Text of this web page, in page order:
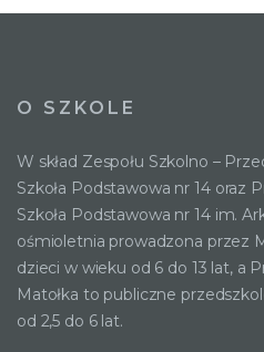
O SZKOLE
W skład Zespołu Szkolno –
Szkoła Podstawowa nr 14 oraz
Szkoła Podstawowa nr 14 im.
ośmioletnia prowadzona przez
dzieci w wieku od 6 do 13 lat, a
Matołka to publiczne
od 2,5 do 6 lat.